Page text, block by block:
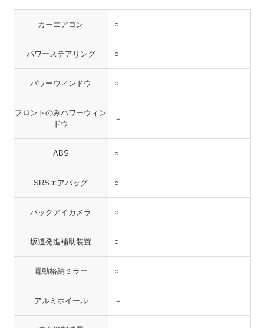
カーエアコン ○
パワーステアリング ○
パワーウィンドウ ○
フロントのみパワーウィン
ドウ
－
ABS ○
SRSエアバッグ ○
バックアイカメラ ○
坂道発進補助装置 ○
電動格納ミラー ○
アルミホイール －